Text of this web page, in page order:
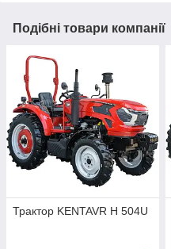
Подібні товари компанії
Трактор KENTAVR H 504U